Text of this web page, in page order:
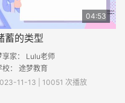
04:53
蓄的类型
享家： Lulu老师
校： 途梦教育
11-13 | 10051 次播放